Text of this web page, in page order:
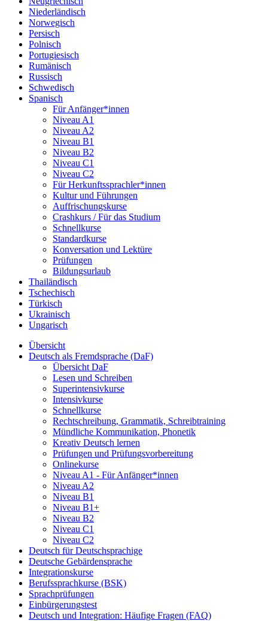
Niederländisch
Norwegisch
Persisch
Polnisch
Portugiesisch
Rumänisch
Russisch
Schwedisch
Spanisch
Für Anfänger*innen
Niveau A1
Niveau A2
Niveau B1
Niveau B2
Niveau C1
Niveau C2
Für Herkunftssprachler*innen
Kultur und Führungen
Auffrischungskurse
Crashkurs / Für das Studium
Schnellkurse
Standardkurse
Konversation und Lektüre
Prüfungen
Bildungsurlaub
Thailändisch
Tschechisch
Türkisch
Ukrainisch
Ungarisch
Übersicht
Deutsch als Fremdsprache (DaF)
Übersicht DaF
Lesen und Schreiben
Superintensivkurse
Intensivkurse
Schnellkurse
Rechtschreibung, Grammatik, Schreibtraining
Mündliche Kommunikation, Phonetik
Kreativ Deutsch lernen
Prüfungen und Prüfungsvorbereitung
Onlinekurse
Niveau A1 - Für Anfänger*innen
Niveau A2
Niveau B1
Niveau B1+
Niveau B2
Niveau C1
Niveau C2
Deutsch für Deutschsprachige
Deutsche Gebärdensprache
Integrationskurse
Berufssprachkurse (BSK)
Sprachprüfungen
Einbürgerungstest
Deutsch und Integration: Häufige Fragen (FAQ)